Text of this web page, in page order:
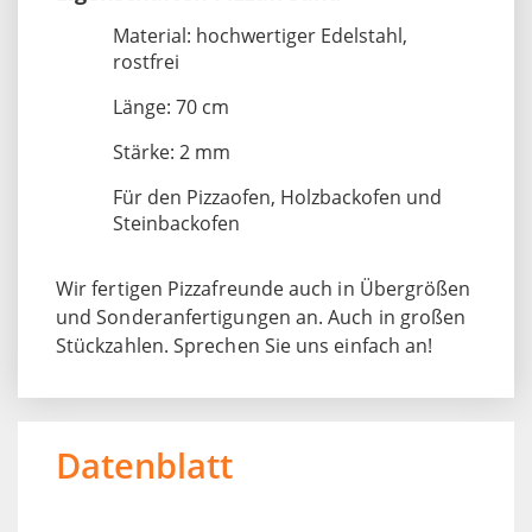
Material: hochwertiger Edelstahl,
rostfrei
Länge: 70 cm
Stärke: 2 mm
Für den Pizzaofen, Holzbackofen und
Steinbackofen
Wir fertigen Pizzafreunde auch in Übergrößen
und Sonderanfertigungen an. Auch in großen
Stückzahlen. Sprechen Sie uns einfach an!
Datenblatt